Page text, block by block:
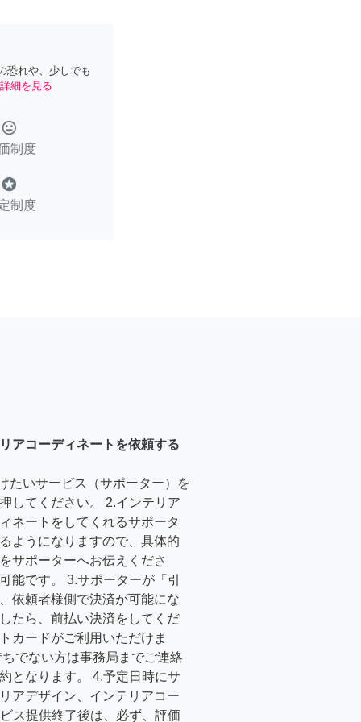
恐れや、少しでも
詳細を見る
tag_faces
制度
stars
制度
アコーディネートを依頼する
たいサービス（サポーター）を
してください。 2.インテリア
ネートをしてくれるサポータ
ようになりますので、具体的
サポーターへお伝えくださ
能です。 3.サポーターが「引
依頼者様側で決済が可能にな
たら、前払い決済をしてくだ
カードがご利用いただけま
でない方は事務局までご連絡
となります。 4.予定日時にサ
アデザイン、インテリアコー
ス提供終了後は、必ず、評価